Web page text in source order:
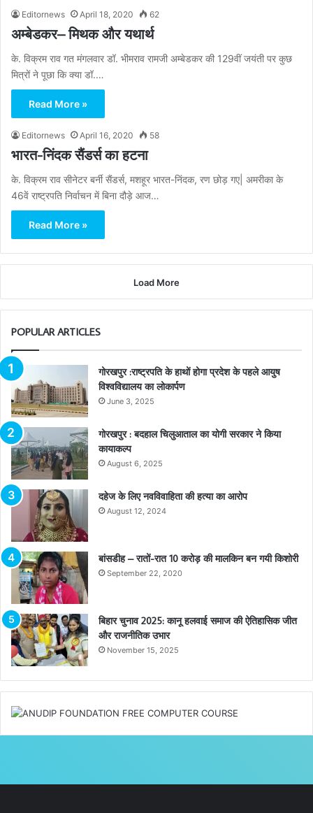
Editornews April 18, 2020 62
अम्बेडकर– मिथक और यथार्थ
के. विक्रम राव गत मंगलवार डॉ. भीमराव रामजी अम्बेडकर की 129वीं जयंती पर कुछ
मित्रों ने पूछा कि क्या डॉ.…
Read More »
Editornews April 16, 2020 58
भारत-निंदक सैंडर्स का हटना
के. विक्रम राव सीनेटर बर्नी सैंडर्स, मशहूर भारत-निंदक, रण छोड़ गए| अमरीका के
46वें राष्ट्रपति निर्वाचन में बिना दौड़े आज…
Read More »
Load More
POPULAR ARTICLES
गोरखपुर :राष्ट्रपति के हाथों होगा प्रदेश के पहले आयुष
विश्वविद्यालय का लोकार्पण
June 3, 2025
गोरखपुर : बदहाल चिलुआताल का योगी सरकार ने किया
कायाकल्प
August 6, 2025
दहेज के लिए नवविवाहिता की हत्या का आरोप
August 12, 2024
बांसडीह – रातों-रात 10 करोड़ की मालकिन बन गयी किशोरी
September 22, 2020
बिहार चुनाव 2025: कानू हलवाई समाज की ऐतिहासिक जीत
और राजनीतिक उभार
November 15, 2025